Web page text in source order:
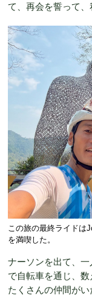
て、再会を誓って、
この旅の最終ライドは
を満喫した。
ナーソンを出て、
で自転車を通じ、
たくさんの仲間が